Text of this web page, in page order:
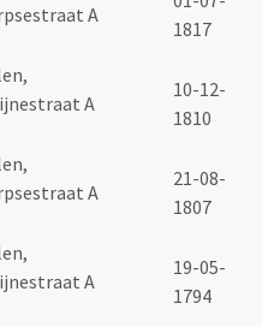
A
1817
A
10-12-
1810
A
21-08-
1807
A
19-05-
1794